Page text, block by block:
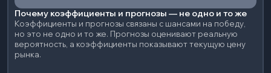
Почему коэффициенты и прогнозы — не одно и то же
Коэффициенты и прогнозы связаны с шансами на победу,
но это не одно и то же. Прогнозы оценивают реальную
вероятность, а коэффициенты показывают текущую цену
рынка.